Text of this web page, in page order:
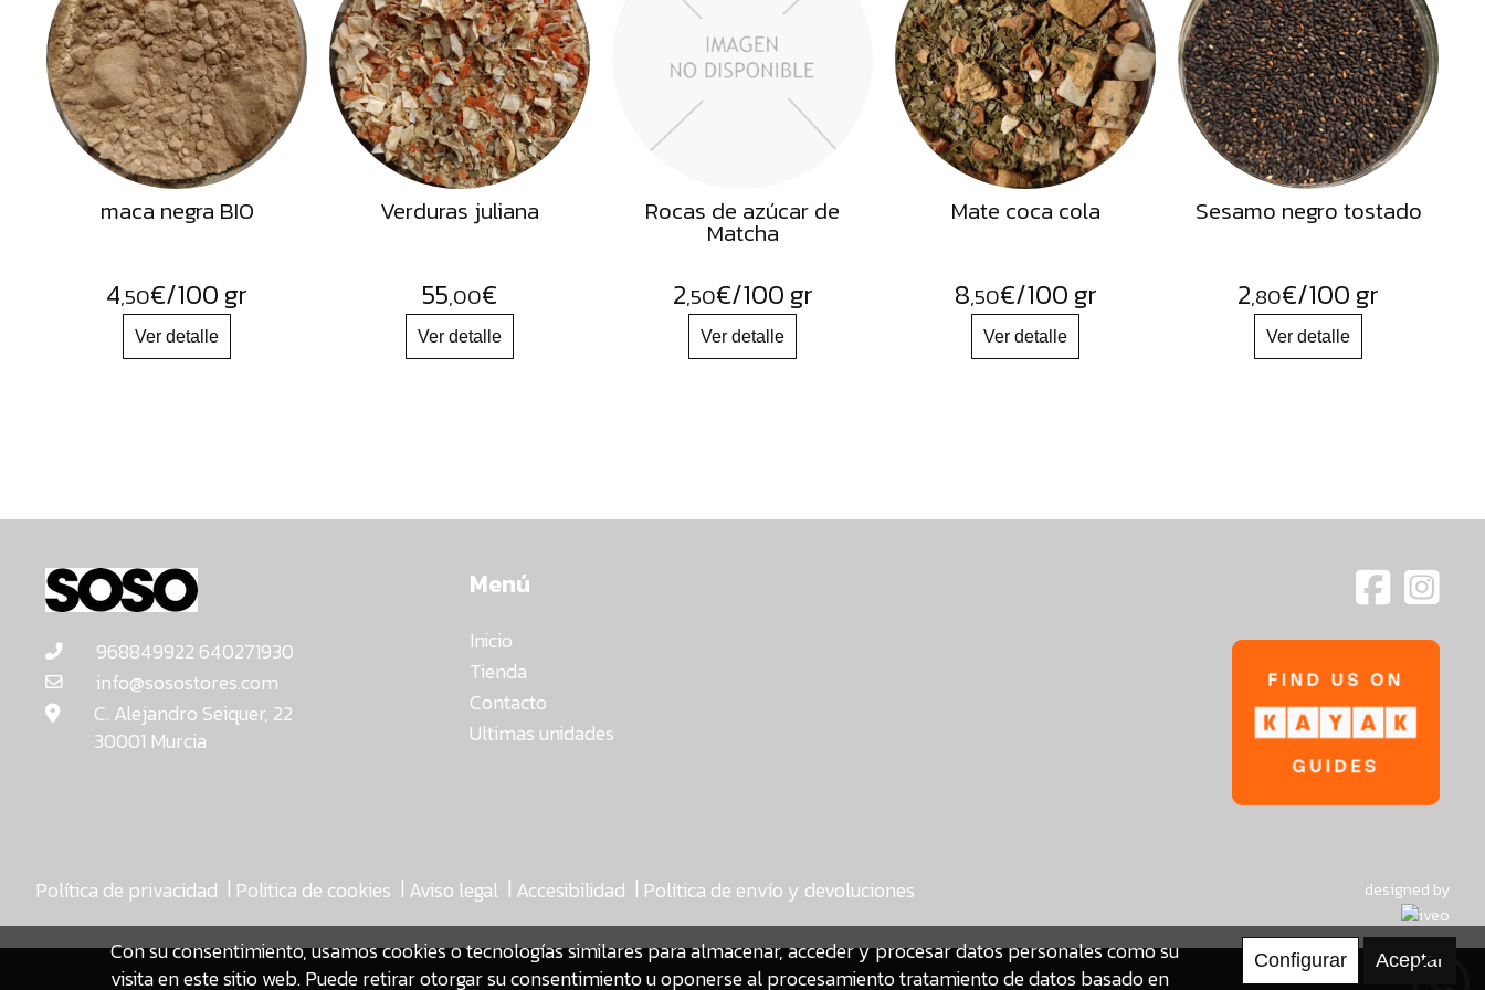
Frutos
Secos
Sal
Hierbas
Productos
maca negra BIO
4,50€/100 gr
Verduras juliana
55,00€
Rocas de azúcar de
Matcha
2,50€/100 gr
Mate coca cola
8,50€/100 gr
Sesamo negro tostado
2,80€/100 gr
968849922 640271930
info@sosostores.com
C. Alejandro Seiquer, 22
30001 Murcia
Menú
Inicio
Tienda
Contacto
Ultimas unidades
Política de privacidad | Politica de cookies | Aviso legal | Accesibilidad | Política de envío y devoluciones designed by
Con su consentimiento, usamos cookies o tecnologías similares para almacenar, acceder y procesar datos personales como su
visita en este sitio web. Puede retirar otorgar su consentimiento u oponerse al procesamiento tratamiento de datos basado en